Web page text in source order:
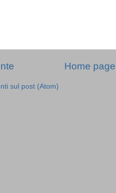
Home page
sul post (Atom)